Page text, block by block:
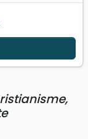
dit sur le
sainte